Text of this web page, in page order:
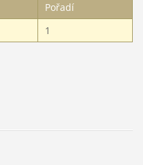
Pořadí
1